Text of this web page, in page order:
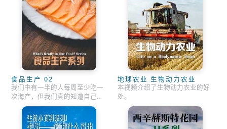
食品生产 02
我们中有一半的人每周至少吃一
次海产，但我们真的知道自己吃
进身体的是什么吗？鱼是一种长
有鱼鳍的超级食物吗？其中有什
么危险因素吗？
地球农业 生物动力农业
本视频介绍了生物动力农业的好
处。